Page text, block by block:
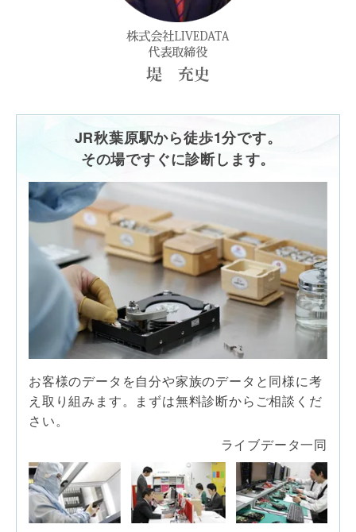
JR秋葉原駅から徒歩1分です。
その場ですぐに診断します。
お客様のデータを自分や家族のデータと同様に考
え取り組みます。
まずは無料診断からご相談くだ
さい。
ライブデータ一同